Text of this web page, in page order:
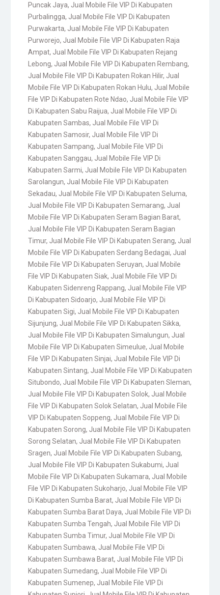
Puncak Jaya, Jual Mobile File VIP Di Kabupaten
Purbalingga, Jual Mobile File VIP Di Kabupaten
Purwakarta, Jual Mobile File VIP Di Kabupaten
Purworejo, Jual Mobile File VIP Di Kabupaten Raja
Ampat, Jual Mobile File VIP Di Kabupaten Rejang
Lebong, Jual Mobile File VIP Di Kabupaten Rembang,
Jual Mobile File VIP Di Kabupaten Rokan Hilir, Jual
Mobile File VIP Di Kabupaten Rokan Hulu, Jual Mobile
File VIP Di Kabupaten Rote Ndao, Jual Mobile File VIP
Di Kabupaten Sabu Raijua, Jual Mobile File VIP Di
Kabupaten Sambas, Jual Mobile File VIP Di
Kabupaten Samosir, Jual Mobile File VIP Di
Kabupaten Sampang, Jual Mobile File VIP Di
Kabupaten Sanggau, Jual Mobile File VIP Di
Kabupaten Sarmi, Jual Mobile File VIP Di Kabupaten
Sarolangun, Jual Mobile File VIP Di Kabupaten
Sekadau, Jual Mobile File VIP Di Kabupaten Seluma,
Jual Mobile File VIP Di Kabupaten Semarang, Jual
Mobile File VIP Di Kabupaten Seram Bagian Barat,
Jual Mobile File VIP Di Kabupaten Seram Bagian
Timur, Jual Mobile File VIP Di Kabupaten Serang, Jual
Mobile File VIP Di Kabupaten Serdang Bedagai, Jual
Mobile File VIP Di Kabupaten Seruyan, Jual Mobile
File VIP Di Kabupaten Siak, Jual Mobile File VIP Di
Kabupaten Sidenreng Rappang, Jual Mobile File VIP
Di Kabupaten Sidoarjo, Jual Mobile File VIP Di
Kabupaten Sigi, Jual Mobile File VIP Di Kabupaten
Sijunjung, Jual Mobile File VIP Di Kabupaten Sikka,
Jual Mobile File VIP Di Kabupaten Simalungun, Jual
Mobile File VIP Di Kabupaten Simeulue, Jual Mobile
File VIP Di Kabupaten Sinjai, Jual Mobile File VIP Di
Kabupaten Sintang, Jual Mobile File VIP Di Kabupaten
Situbondo, Jual Mobile File VIP Di Kabupaten Sleman,
Jual Mobile File VIP Di Kabupaten Solok, Jual Mobile
File VIP Di Kabupaten Solok Selatan, Jual Mobile File
VIP Di Kabupaten Soppeng, Jual Mobile File VIP Di
Kabupaten Sorong, Jual Mobile File VIP Di Kabupaten
Sorong Selatan, Jual Mobile File VIP Di Kabupaten
Sragen, Jual Mobile File VIP Di Kabupaten Subang,
Jual Mobile File VIP Di Kabupaten Sukabumi, Jual
Mobile File VIP Di Kabupaten Sukamara, Jual Mobile
File VIP Di Kabupaten Sukoharjo, Jual Mobile File VIP
Di Kabupaten Sumba Barat, Jual Mobile File VIP Di
Kabupaten Sumba Barat Daya, Jual Mobile File VIP Di
Kabupaten Sumba Tengah, Jual Mobile File VIP Di
Kabupaten Sumba Timur, Jual Mobile File VIP Di
Kabupaten Sumbawa, Jual Mobile File VIP Di
Kabupaten Sumbawa Barat, Jual Mobile File VIP Di
Kabupaten Sumedang, Jual Mobile File VIP Di
Kabupaten Sumenep, Jual Mobile File VIP Di